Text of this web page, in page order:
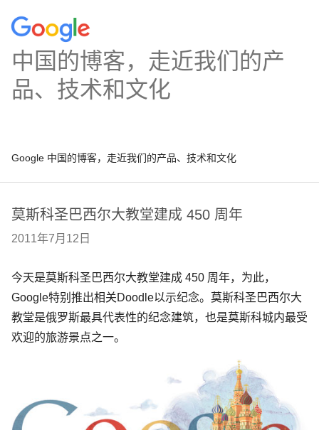
中国的博客，走近我们的产
品、技术和文化
Google 中国的博客，走近我们的产品、技术和文化
莫斯科圣巴西尔大教堂建成 450 周年
2011年7月12日
今天是莫斯科圣巴西尔大教堂建成 450 周年，为此，
Google特别推出相关Doodle以示纪念。莫斯科圣巴西尔大
教堂是俄罗斯最具代表性的纪念建筑，也是莫斯科城内最受
欢迎的旅游景点之一。